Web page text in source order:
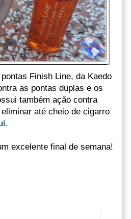
Finish Line, da Kaedo
as pontas duplas e os
também ação contra
até cheio de cigarro
.
excelente final de semana!